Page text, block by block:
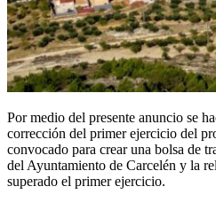
Por medio del presente anuncio se
corrección del primer ejercicio del
convocado para crear una bolsa de
del Ayuntamiento de Carcelén y la
superado el primer ejercicio.